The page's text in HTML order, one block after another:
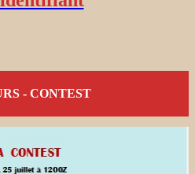
- CONTEST